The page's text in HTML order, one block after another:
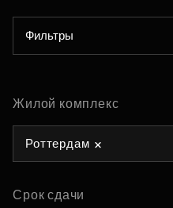
Фильтры
Жилой комплекс
Роттердам
Срок сдачи